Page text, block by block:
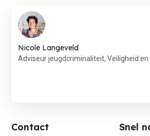
Nicole Langeveld
Adviseur jeugdcriminaliteit, Veiligheid en
Contact Snel